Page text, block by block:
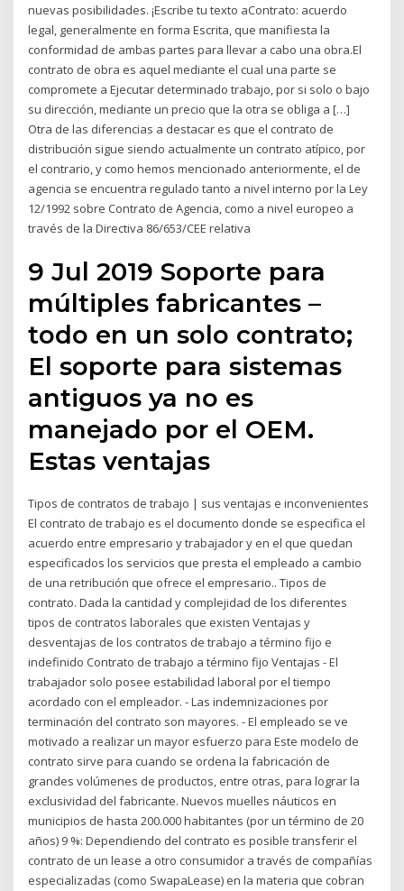
nuevas posibilidades. ¡Escribe tu texto aContrato: acuerdo
legal, generalmente en forma Escrita, que manifiesta la
conformidad de ambas partes para llevar a cabo una obra.El
contrato de obra es aquel mediante el cual una parte se
compromete a Ejecutar determinado trabajo, por si solo o bajo
su dirección, mediante un precio que la otra se obliga a […]
Otra de las diferencias a destacar es que el contrato de
distribución sigue siendo actualmente un contrato atípico, por
el contrario, y como hemos mencionado anteriormente, el de
agencia se encuentra regulado tanto a nivel interno por la Ley
12/1992 sobre Contrato de Agencia, como a nivel europeo a
través de la Directiva 86/653/CEE relativa
9 Jul 2019 Soporte para
múltiples fabricantes –
todo en un solo contrato;
El soporte para sistemas
antiguos ya no es
manejado por el OEM.
Estas ventajas
Tipos de contratos de trabajo | sus ventajas e inconvenientes
El contrato de trabajo es el documento donde se especifica el
acuerdo entre empresario y trabajador y en el que quedan
especificados los servicios que presta el empleado a cambio
de una retribución que ofrece el empresario.. Tipos de
contrato. Dada la cantidad y complejidad de los diferentes
tipos de contratos laborales que existen Ventajas y
desventajas de los contratos de trabajo a término fijo e
indefinido Contrato de trabajo a término fijo Ventajas - El
trabajador solo posee estabilidad laboral por el tiempo
acordado con el empleador. - Las indemnizaciones por
terminación del contrato son mayores. - El empleado se ve
motivado a realizar un mayor esfuerzo para Este modelo de
contrato sirve para cuando se ordena la fabricación de
grandes volúmenes de productos, entre otras, para lograr la
exclusividad del fabricante. Nuevos muelles náuticos en
municipios de hasta 200.000 habitantes (por un término de 20
años) 9 %: Dependiendo del contrato es posible transferir el
contrato de un lease a otro consumidor a través de compañías
especializadas (como SwapaLease) en la materia que cobran